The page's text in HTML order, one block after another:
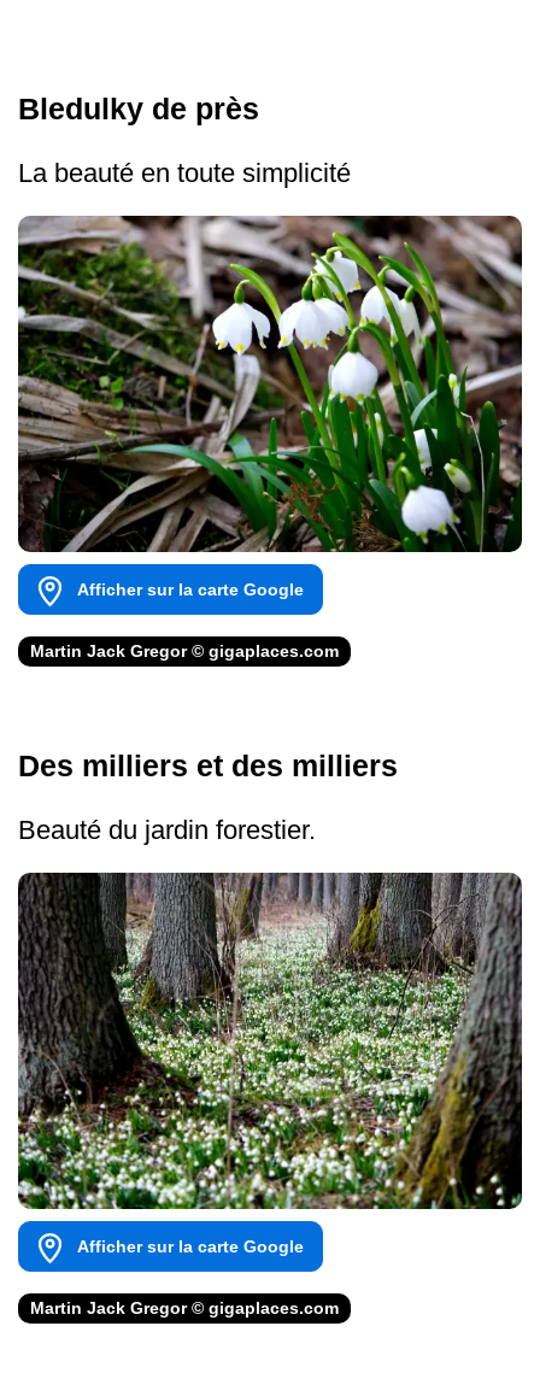
Bledulky de près
La beauté en toute simplicité
Afficher sur la carte Google
Martin Jack Gregor © gigaplaces.com
Des milliers et des milliers
Beauté du jardin forestier.
Afficher sur la carte Google
Martin Jack Gregor © gigaplaces.com